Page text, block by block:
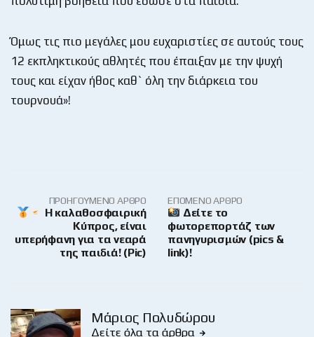
Όμως τις πιο μεγάλες μου ευχαριστίες σε αυτούς τους
12 εκπληκτικούς αθλητές που έπαιξαν με την ψυχή
τους και είχαν ήθος καθ` όλη την διάρκεια του
τουρνουά»!
ΠΡΟΗΓΟΎΜΕΝΟ ΆΡΘΡΟ
Η καλαθοσφαιρική
Κύπρος, είναι
υπερήφανη για τα νεαρά
της παιδιά! (Pic)
ΕΠΌΜΕΝΟ ΆΡΘΡΟ
Δείτε το
φωτορεπορτάζ των
πανηγυρισμών (pics &
link)!
Μάριος Πολυδώρου
Δείτε όλα τα άρθρα